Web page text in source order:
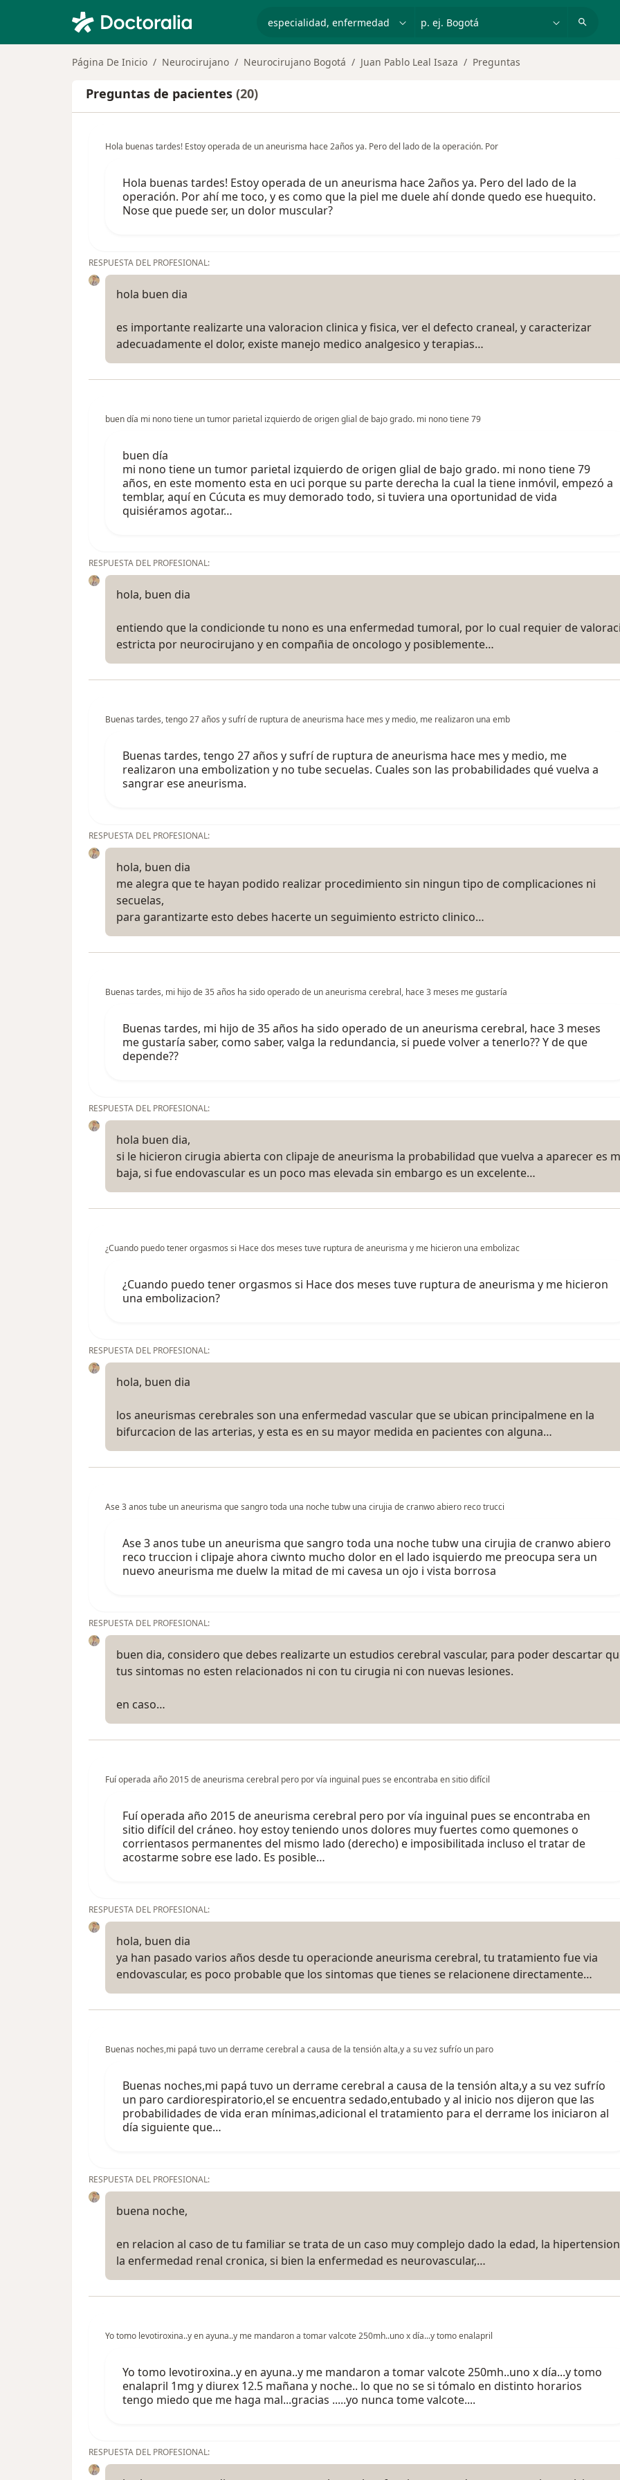
p. ej. Bogotá
Página De Inicio Neurocirujano Neurocirujano Bogotá Juan Pablo Leal Isaza Preguntas
Preguntas de pacientes (20)
Hola buenas tardes! Estoy operada de un aneurisma hace 2años ya. Pero del lado de la operación. Por
Hola buenas tardes! Estoy operada de un aneurisma hace 2años ya. Pero del lado de la
operación. Por ahí me toco, y es como que la piel me duele ahí donde quedo ese huequito.
Nose que puede ser, un dolor muscular?
RESPUESTA DEL PROFESIONAL:
hola buen dia
es importante realizarte una valoracion clinica y fisica, ver el defecto craneal, y caracterizar
adecuadamente el dolor, existe manejo medico analgesico y terapias…
buen día mi nono tiene un tumor parietal izquierdo de origen glial de bajo grado. mi nono tiene 79
buen día
mi nono tiene un tumor parietal izquierdo de origen glial de bajo grado. mi nono tiene 79
años, en este momento esta en uci porque su parte derecha la cual la tiene inmóvil, empezó a
temblar, aquí en Cúcuta es muy demorado todo, si tuviera una oportunidad de vida
quisiéramos agotar…
RESPUESTA DEL PROFESIONAL:
hola, buen dia
entiendo que la condicionde tu nono es una enfermedad tumoral, por lo cual requier de
estricta por neurocirujano y en compañia de oncologo y posiblemente…
Buenas tardes, tengo 27 años y sufrí de ruptura de aneurisma hace mes y medio, me realizaron una emb
Buenas tardes, tengo 27 años y sufrí de ruptura de aneurisma hace mes y medio, me
realizaron una embolization y no tube secuelas. Cuales son las probabilidades qué vuelva a
sangrar ese aneurisma.
RESPUESTA DEL PROFESIONAL:
hola, buen dia
me alegra que te hayan podido realizar procedimiento sin ningun tipo de complicaciones ni
secuelas,
para garantizarte esto debes hacerte un seguimiento estricto clinico…
Buenas tardes, mi hijo de 35 años ha sido operado de un aneurisma cerebral, hace 3 meses me gustaría
Buenas tardes, mi hijo de 35 años ha sido operado de un aneurisma cerebral, hace 3 meses
me gustaría saber, como saber, valga la redundancia, si puede volver a tenerlo?? Y de que
depende??
RESPUESTA DEL PROFESIONAL:
hola buen dia,
si le hicieron cirugia abierta con clipaje de aneurisma la probabilidad que vuelva a aparecer es
baja, si fue endovascular es un poco mas elevada sin embargo es un excelente…
¿Cuando puedo tener orgasmos si Hace dos meses tuve ruptura de aneurisma y me hicieron una embolizac
¿Cuando puedo tener orgasmos si Hace dos meses tuve ruptura de aneurisma y me hicieron
una embolizacion?
RESPUESTA DEL PROFESIONAL:
hola, buen dia
los aneurismas cerebrales son una enfermedad vascular que se ubican principalmene en la
bifurcacion de las arterias, y esta es en su mayor medida en pacientes con alguna…
Ase 3 anos tube un aneurisma que sangro toda una noche tubw una cirujia de cranwo abiero reco trucci
Ase 3 anos tube un aneurisma que sangro toda una noche tubw una cirujia de cranwo abiero
reco truccion i clipaje ahora ciwnto mucho dolor en el lado isquierdo me preocupa sera un
nuevo aneurisma me duelw la mitad de mi cavesa un ojo i vista borrosa
RESPUESTA DEL PROFESIONAL:
buen dia, considero que debes realizarte un estudios cerebral vascular, para poder descartar
tus sintomas no esten relacionados ni con tu cirugia ni con nuevas lesiones.
en caso…
Fuí operada año 2015 de aneurisma cerebral pero por vía inguinal pues se encontraba en sitio difícil
Fuí operada año 2015 de aneurisma cerebral pero por vía inguinal pues se encontraba en
sitio difícil del cráneo. hoy estoy teniendo unos dolores muy fuertes como quemones o
corrientasos permanentes del mismo lado (derecho) e imposibilitada incluso el tratar de
acostarme sobre ese lado. Es posible…
RESPUESTA DEL PROFESIONAL:
hola, buen dia
ya han pasado varios años desde tu operacionde aneurisma cerebral, tu tratamiento fue via
endovascular, es poco probable que los sintomas que tienes se relacionene directamente…
Buenas noches,mi papá tuvo un derrame cerebral a causa de la tensión alta,y a su vez sufrío un paro
Buenas noches,mi papá tuvo un derrame cerebral a causa de la tensión alta,y a su vez sufrío
un paro cardiorespiratorio,el se encuentra sedado,entubado y al inicio nos dijeron que las
probabilidades de vida eran mínimas,adicional el tratamiento para el derrame los iniciaron al
día siguiente que…
RESPUESTA DEL PROFESIONAL:
buena noche,
en relacion al caso de tu familiar se trata de un caso muy complejo dado la edad, la
la enfermedad renal cronica, si bien la enfermedad es neurovascular,…
Yo tomo levotiroxina..y en ayuna..y me mandaron a tomar valcote 250mh..uno x día...y tomo enalapril
Yo tomo levotiroxina..y en ayuna..y me mandaron a tomar valcote 250mh..uno x día...y tomo
enalapril 1mg y diurex 12.5 mañana y noche.. lo que no se si tómalo en distinto horarios
tengo miedo que me haga mal...gracias .....yo nunca tome valcote....
RESPUESTA DEL PROFESIONAL: